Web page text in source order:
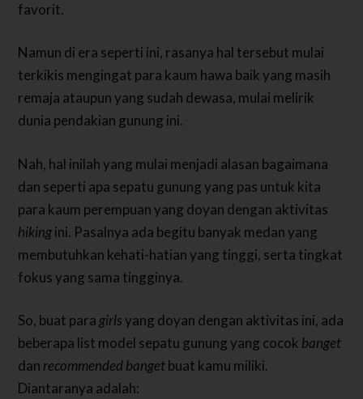
favorit.
Namun di era seperti ini, rasanya hal tersebut mulai
terkikis mengingat para kaum hawa baik yang masih
remaja ataupun yang sudah dewasa, mulai melirik
dunia pendakian gunung ini.
Nah, hal inilah yang mulai menjadi alasan bagaimana
dan seperti apa sepatu gunung yang pas untuk kita
para kaum perempuan yang doyan dengan aktivitas
hikingini. Pasalnya ada begitu banyak medan yang
membutuhkan kehati-hatian yang tinggi, serta tingkat
fokus yang sama tingginya.
So, buat paragirlsyang doyan dengan aktivitas ini, ada
beberapa list model sepatu gunung yang cocok banget
dan recommended bangetbuat kamu miliki.
Diantaranya adalah: